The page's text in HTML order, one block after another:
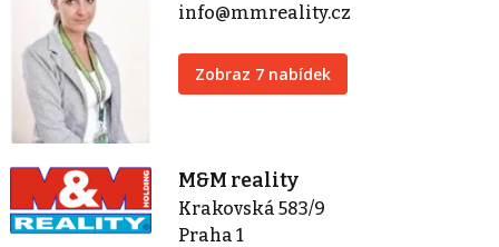
info@mmreality.cz
Zobraz 7 nabídek
M&M reality
Krakovská 583/9
Praha 1